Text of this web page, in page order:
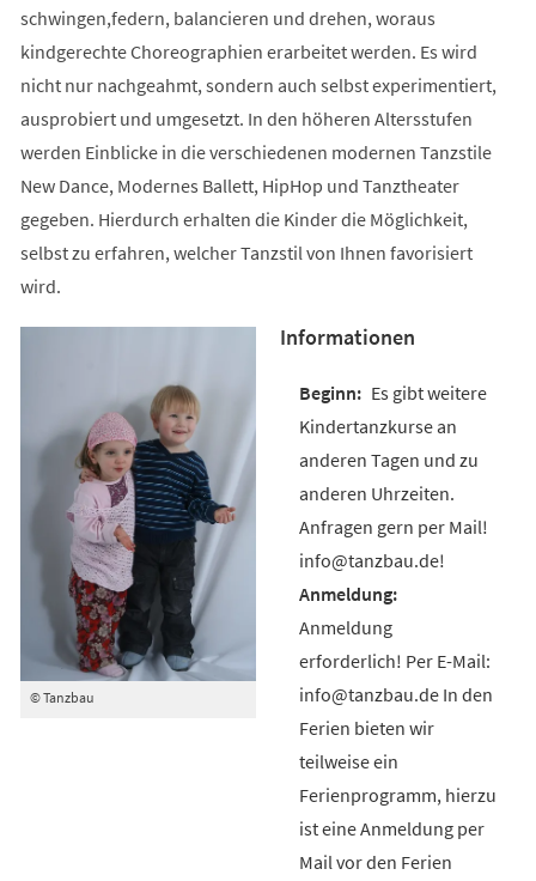
schwingen,federn, balancieren und drehen, woraus
kindgerechte Choreographien erarbeitet werden. Es wird
nicht nur nachgeahmt, sondern auch selbst experimentiert,
ausprobiert und umgesetzt. In den höheren Altersstufen
werden Einblicke in die verschiedenen modernen Tanzstile
New Dance, Modernes Ballett, HipHop und Tanztheater
gegeben. Hierdurch erhalten die Kinder die Möglichkeit,
selbst zu erfahren, welcher Tanzstil von Ihnen favorisiert
wird.
© Tanzbau
Informationen
Es gibt weitere
Kindertanzkurse an
anderen Tagen und zu
anderen Uhrzeiten.
Anfragen gern per Mail!
info@tanzbau.de!
Anmeldung
erforderlich! Per E-Mail:
info@tanzbau.de In den
Ferien bieten wir
teilweise ein
Ferienprogramm, hierzu
ist eine Anmeldung per
Mail vor den Ferien